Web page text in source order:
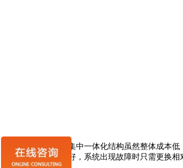
模块扩展性 集中一体化结构虽然整体成本低，
安装灵活、扩展性好，系统出现故障时只需更换